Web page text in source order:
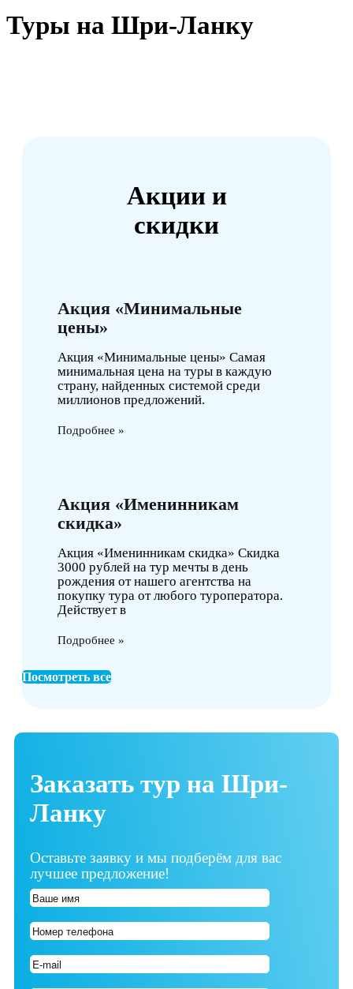
Туры на Шри-Ланку
Акции и
скидки
Акция «Минимальные
цены»
Акция «Минимальные цены» Самая
минимальная цена на туры в каждую
страну, найденных системой среди
миллионов предложений.
Подробнее »
Акция «Именинникам
скидка»
Акция «Именинникам скидка» Скидка
3000 рублей на тур мечты в день
рождения от нашего агентства на
покупку тура от любого туроператора.
Действует в
Подробнее »
Посмотреть все
Заказать тур на Шри-
Ланку
Оставьте заявку и мы подберём для вас
лучшее предложение!